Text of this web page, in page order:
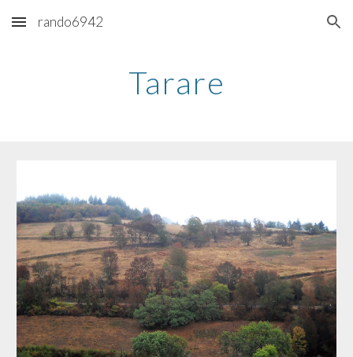
Skip to main content Skip to navigation
rando6942
Tarare